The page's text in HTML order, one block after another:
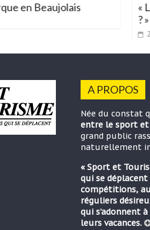
en Beaujolais
«
? »
29
A PROPOS
Née du constat
entre le sport
grand public
naturellement
« Sport et
qui se
compétitions,
réguliers
qui s’adonnent
leurs vacances.